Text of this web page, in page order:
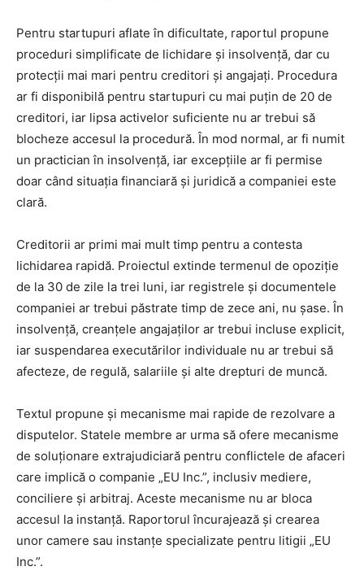
Pentru startupuri aflate în dificultate, raportul propune
proceduri simplificate de lichidare și insolvență, dar cu
protecții mai mari pentru creditori și angajați. Procedura
ar fi disponibilă pentru startupuri cu mai puțin de 20 de
creditori, iar lipsa activelor suficiente nu ar trebui să
blocheze accesul la procedură. În mod normal, ar fi numit
un practician în insolvență, iar excepțiile ar fi permise
doar când situația financiară și juridică a companiei este
clară.
Creditorii ar primi mai mult timp pentru a contesta
lichidarea rapidă. Proiectul extinde termenul de opoziție
de la 30 de zile la trei luni, iar registrele și documentele
companiei ar trebui păstrate timp de zece ani, nu șase. În
insolvență, creanțele angajaților ar trebui incluse explicit,
iar suspendarea executărilor individuale nu ar trebui să
afecteze, de regulă, salariile și alte drepturi de muncă.
Textul propune și mecanisme mai rapide de rezolvare a
disputelor. Statele membre ar urma să ofere mecanisme
de soluționare extrajudiciară pentru conflictele de afaceri
care implică o companie „EU Inc.”, inclusiv mediere,
conciliere și arbitraj. Aceste mecanisme nu ar bloca
accesul la instanță. Raportorul încurajează și crearea
unor camere sau instanțe specializate pentru litigii „EU
Inc.”.